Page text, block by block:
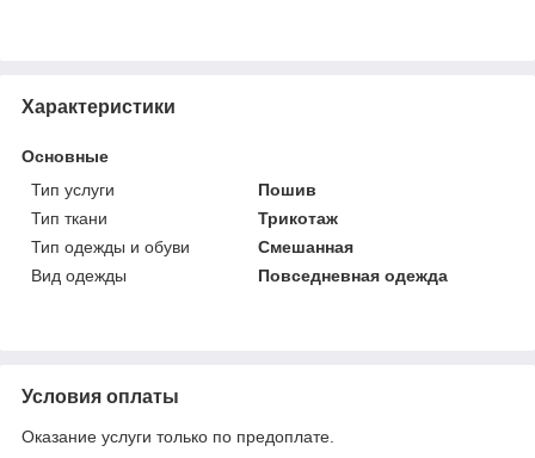
Характеристики
Основные
Тип услуги
Пошив
Тип ткани
Трикотаж
Тип одежды и обуви
Смешанная
Вид одежды
Повседневная одежда
Условия оплаты
Оказание услуги только по предоплате.